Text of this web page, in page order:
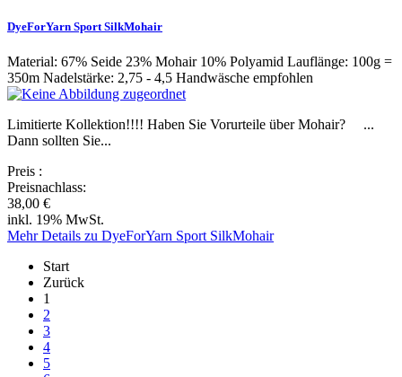
DyeForYarn Sport SilkMohair
Material: 67% Seide 23% Mohair 10% Polyamid Lauflänge: 100g =
350m Nadelstärke: 2,75 - 4,5 Handwäsche empfohlen
Limitierte Kollektion!!!! Haben Sie Vorurteile über Mohair? ...
Dann sollten Sie...
Preis :
Preisnachlass:
38,00 €
inkl. 19% MwSt.
Mehr Details zu DyeForYarn Sport SilkMohair
Start
Zurück
1
2
3
4
5